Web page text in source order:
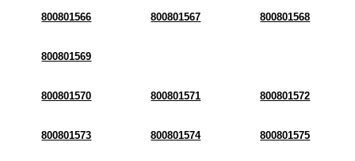
800801566 800801567 800801568
800801569
800801570 800801571 800801572
800801573 800801574 800801575